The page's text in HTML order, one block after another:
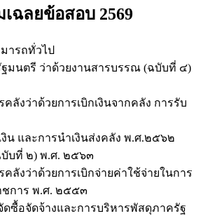
ฉลยข้อสอบ 2569
ารถทั่วไป
ฐมนตรี ว่าด้วยงานสารบรรณ (ฉบับที่ ๔)
คลังว่าด้วยการเบิกเงินจากคลัง การรับ
งิน และการนำเงินส่งคลัง พ.ศ.๒๕๖๒
บับที่ ๒) พ.ศ. ๒๕๖๓
คลังว่าด้วยการเบิกจ่ายค่าใช้จ่ายในการ
ชการ พ.ศ. ๒๕๕๓
ซื้อจัดจ้างและการบริหารพัสดุภาครัฐ